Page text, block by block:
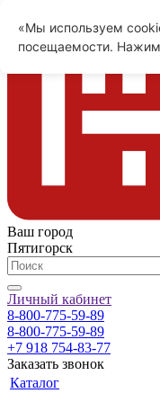
Ваш город
Пятигорск
Личный кабинет
8-800-775-59-89
8-800-775-59-89
+7 918 754-83-77
Заказать звонок
Каталог
«Мы используем
посещаемости.